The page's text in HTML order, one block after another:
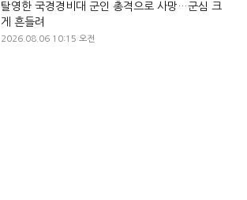
탈영한 국경경비대 군인 총격으로 사망…군심 크
게 흔들려
2026.08.06 10:15 오전